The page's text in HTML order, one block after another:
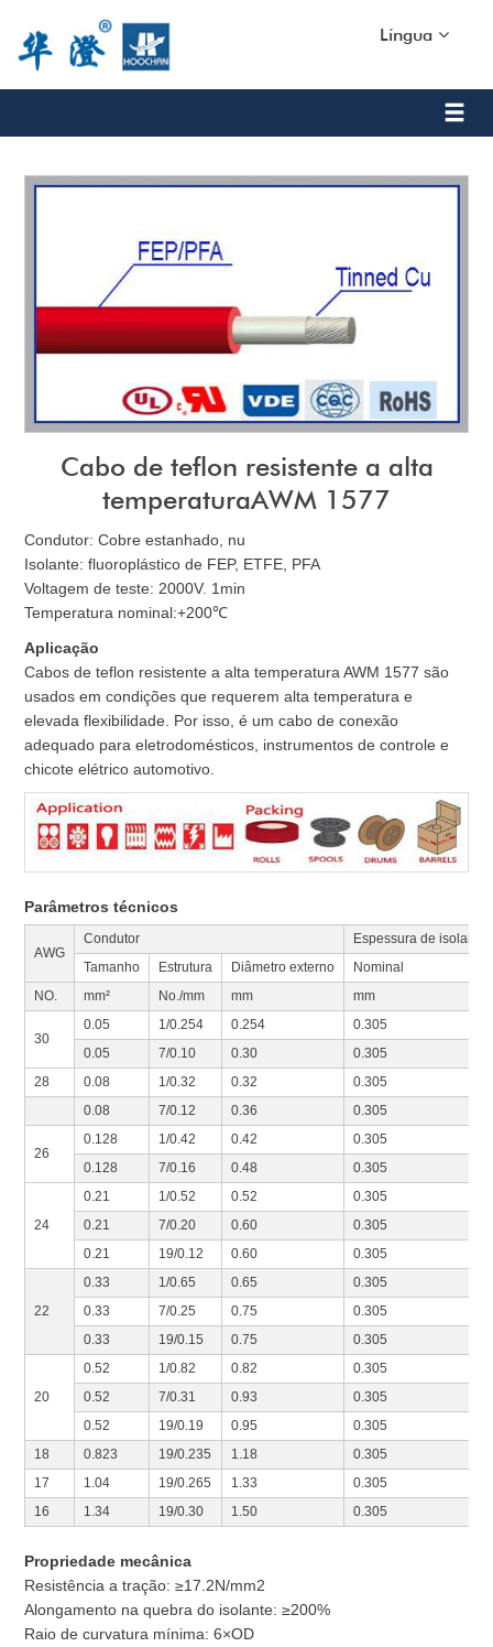
Língua
Cabo de teflon resistente a alta
temperaturaAWM 1577
Condutor: Cobre estanhado, nu
Isolante: fluoroplástico de FEP, ETFE, PFA
Voltagem de teste: 2000V. 1min
Temperatura nominal:+200℃
Aplicação
Cabos de teflon resistente a alta temperatura AWM 1577 são
usados em condições que requerem alta temperatura e
elevada flexibilidade. Por isso, é um cabo de conexão
adequado para eletrodomésticos, instrumentos de controle e
chicote elétrico automotivo.
Parâmetros técnicos
AWG
Condutor
Espessura de
Tamanho
Estrutura Diâmetro externo
Nominal
NO.
mm² No./mm mm mm
30
0.05 1/0.254 0.254
0.305
0.05
7/0.10 0.30
0.305
28
0.08 1/0.32 0.32
0.305
0.08
7/0.12 0.36 0.305
26
0.128 1/0.42 0.42
0.305
0.128
7/0.16 0.48 0.305
24
0.21 1/0.52 0.52
0.305
0.21
7/0.20 0.60
0.305
0.21
19/0.12 0.60 0.305
22
0.33 1/0.65 0.65
0.305
0.33
7/0.25 0.75
0.305
0.33
19/0.15 0.75 0.305
20
0.52 1/0.82 0.82
0.305
0.52
7/0.31 0.93
0.305
0.52
19/0.19 0.95
0.305
18
0.823 19/0.235 1.18
0.305
17
1.04 19/0.265 1.33
0.305
16
1.34 19/0.30 1.50 0.305
Propriedade mecânica
Resistência a tração: ≥17.2N/mm2
Alongamento na quebra do isolante: ≥200%
Raio de curvatura mínima: 6×OD